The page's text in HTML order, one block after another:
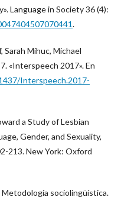
Language in Society 36 (4):
.
Sarah Mihuc, Michael
«Interspeech 2017». En
Interspeech.2017-
a Study of Lesbian
Gender, and Sexuality,
213. New York: Oxford
Metodología sociolingüística.